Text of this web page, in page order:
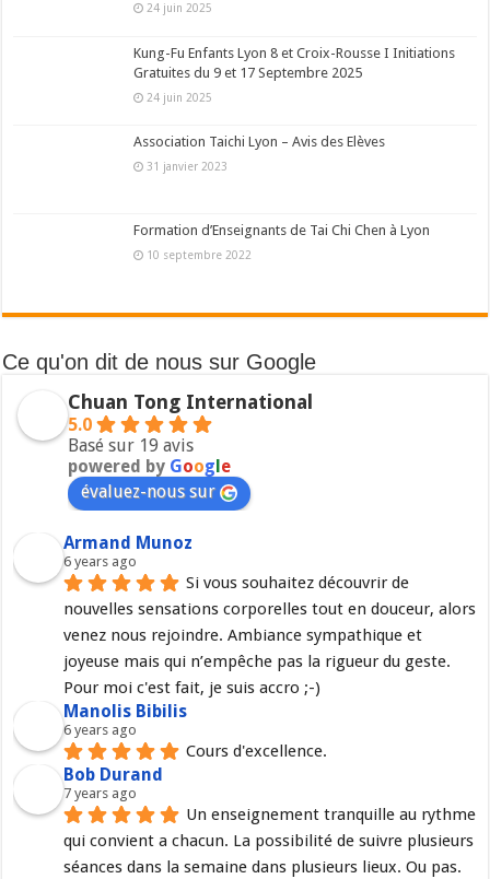
24 juin 2025
Kung-Fu Enfants Lyon 8 et Croix-Rousse I Initiations
Gratuites du 9 et 17 Septembre 2025
24 juin 2025
Association Taichi Lyon – Avis des Elèves
31 janvier 2023
Formation d’Enseignants de Tai Chi Chen à Lyon
10 septembre 2022
Ce qu'on dit de nous sur Google
Chuan Tong International
5.0
Basé sur 19 avis
powered by Goog e
évaluez-nous sur
Armand Munoz
6 years ago
Si vous souhaitez découvrir de
nouvelles sensations corporelles tout en douceur, alors
venez nous rejoindre. Ambiance sympathique et
joyeuse mais qui n’empêche pas la rigueur du geste.
Pour moi c'est fait, je suis accro ;-)
Manolis Bibilis
6 years ago
Cours d'excellence.
Bob Durand
7 years ago
Un enseignement tranquille au rythme
qui convient a chacun. La possibilité de suivre plusieurs
séances dans la semaine dans plusieurs lieux. Ou pas.